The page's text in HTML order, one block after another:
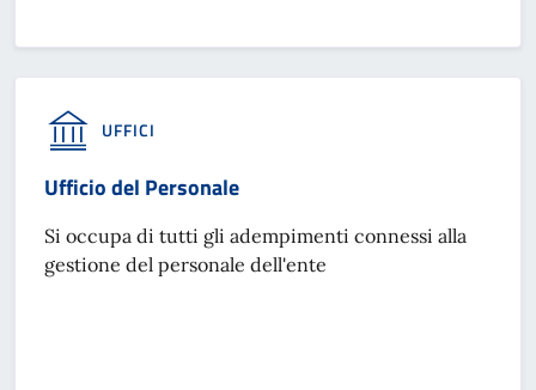
UFFICI
Ufficio del Personale
Si occupa di tutti gli adempimenti connessi alla
gestione del personale dell'ente